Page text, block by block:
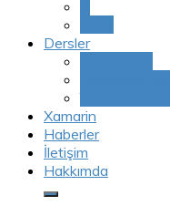
Dersler
Xamarin
Haberler
İletişim
Hakkımda